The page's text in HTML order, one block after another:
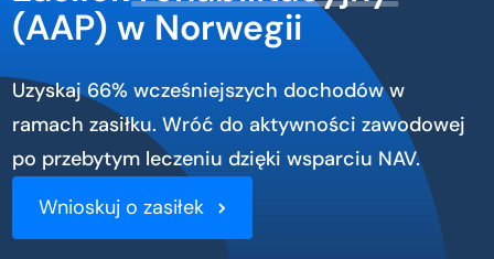
(AAP) w Norwegii
Uzyskaj 66% wcześniejszych dochodów w
ramach zasiłku. Wróć do aktywności zawodowej
po przebytym leczeniu dzięki wsparciu NAV.
Wnioskuj o zasiłek